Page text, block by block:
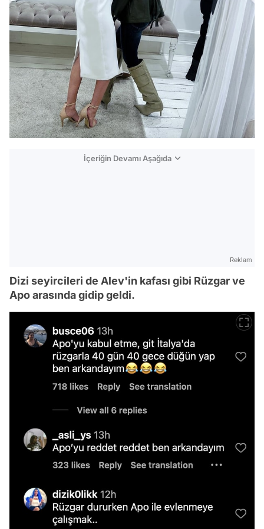
İçeriğin Devamı Aşağıda
Reklam
Dizi seyircileri de Alev'in kafası gibi Rüzgar ve
Apo arasında gidip geldi.